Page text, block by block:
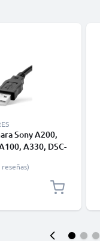
Sony A200,
A330, DSC-
de PVC